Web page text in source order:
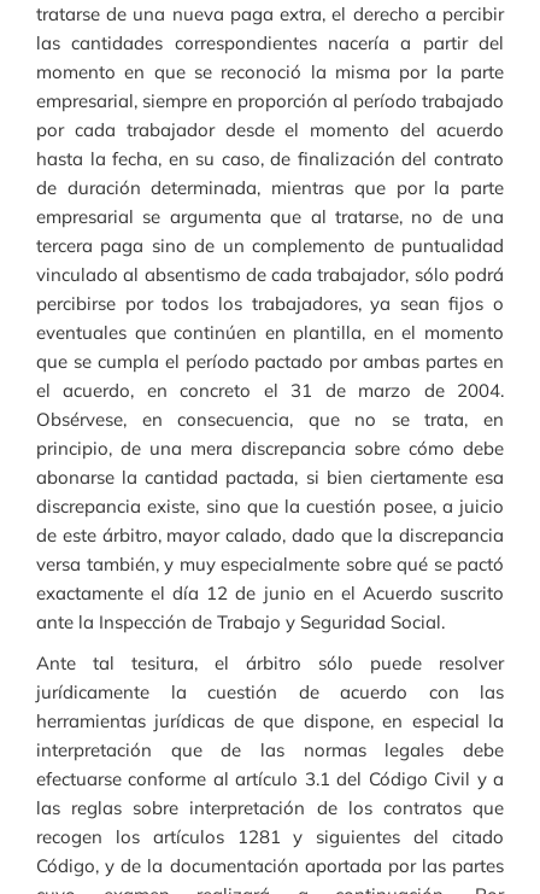
tratarse de una nueva paga extra, el derecho a percibir
las cantidades correspondientes nacería a partir del
momento en que se reconoció la misma por la parte
empresarial, siempre en proporción al período trabajado
por cada trabajador desde el momento del acuerdo
hasta la fecha, en su caso, de finalización del contrato
de duración determinada, mientras que por la parte
empresarial se argumenta que al tratarse, no de una
tercera paga sino de un complemento de puntualidad
vinculado al absentismo de cada trabajador, sólo podrá
percibirse por todos los trabajadores, ya sean fijos o
eventuales que continúen en plantilla, en el momento
que se cumpla el período pactado por ambas partes en
el acuerdo, en concreto el 31 de marzo de 2004.
Obsérvese, en consecuencia, que no se trata, en
principio, de una mera discrepancia sobre cómo debe
abonarse la cantidad pactada, si bien ciertamente esa
discrepancia existe, sino que la cuestión posee, a juicio
de este árbitro, mayor calado, dado que la discrepancia
versa también, y muy especialmente sobre qué se pactó
exactamente el día 12 de junio en el Acuerdo suscrito
ante la Inspección de Trabajo y Seguridad Social.
Ante tal tesitura, el árbitro sólo puede resolver
jurídicamente la cuestión de acuerdo con las
herramientas jurídicas de que dispone, en especial la
interpretación que de las normas legales debe
efectuarse conforme al artículo 3.1 del Código Civil y a
las reglas sobre interpretación de los contratos que
recogen los artículos 1281 y siguientes del citado
Código, y de la documentación aportada por las partes